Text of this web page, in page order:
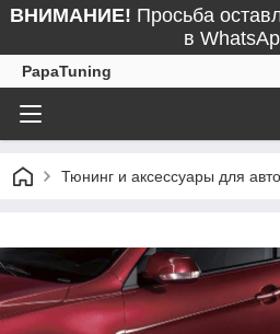
ВНИМАНИЕ! Просьба
в
PapaTuning
Тюнинг и аксессуары для